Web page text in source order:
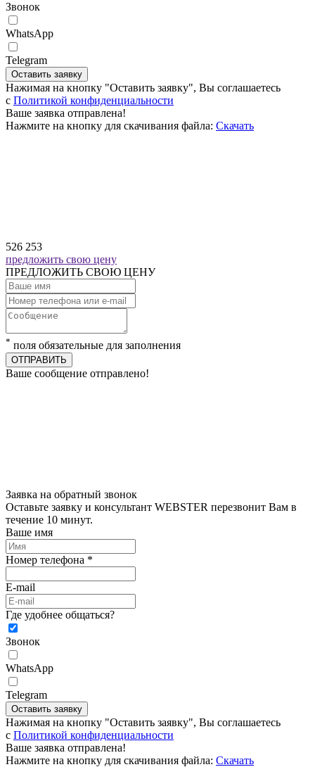
Звонок
WhatsApp
Telegram
Оставить заявку
Нажимая на кнопку "Оставить заявку", Вы соглашаетесь
c Политикой конфиденциальности
Ваше заявка отправлена!
Нажмите на кнопку для скачивания файла: Скачать
526 253
предложить свою цену
ПРЕДЛОЖИТЬ СВОЮ ЦЕНУ
* поля обязательные для заполнения
ОТПРАВИТЬ
Ваше сообщение отправлено!
Заявка на обратный звонок
Оставьте заявку и консультант WEBSTER перезвонит Вам в
течение 10 минут.
Ваше имя
Номер телефона *
E-mail
Где удобнее общаться?
Звонок
WhatsApp
Telegram
Оставить заявку
Нажимая на кнопку "Оставить заявку", Вы соглашаетесь
c Политикой конфиденциальности
Ваше заявка отправлена!
Нажмите на кнопку для скачивания файла: Скачать